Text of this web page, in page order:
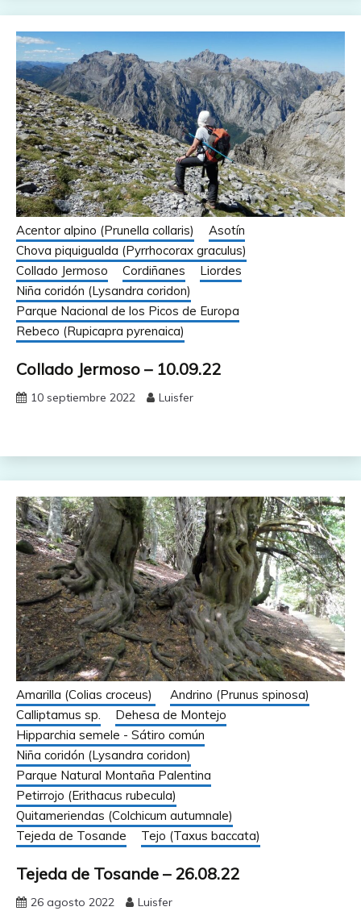
Acentor alpino (Prunella collaris)
Asotín
Chova piquigualda (Pyrrhocorax graculus)
Collado Jermoso
Cordiñanes
Liordes
Niña coridón (Lysandra coridon)
Parque Nacional de los Picos de Europa
Rebeco (Rupicapra pyrenaica)
Collado Jermoso – 10.09.22
10 septiembre 2022 Luisfer
Amarilla (Colias croceus)
Andrino (Prunus spinosa)
Calliptamus sp.
Dehesa de Montejo
Hipparchia semele - Sátiro común
Niña coridón (Lysandra coridon)
Parque Natural Montaña Palentina
Petirrojo (Erithacus rubecula)
Quitameriendas (Colchicum autumnale)
Tejeda de Tosande
Tejo (Taxus baccata)
Tejeda de Tosande – 26.08.22
26 agosto 2022 Luisfer